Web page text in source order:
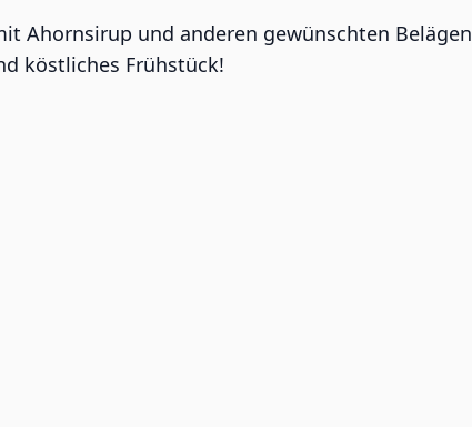
Ahornsirup und anderen gewünschten Belägen
köstliches Frühstück!